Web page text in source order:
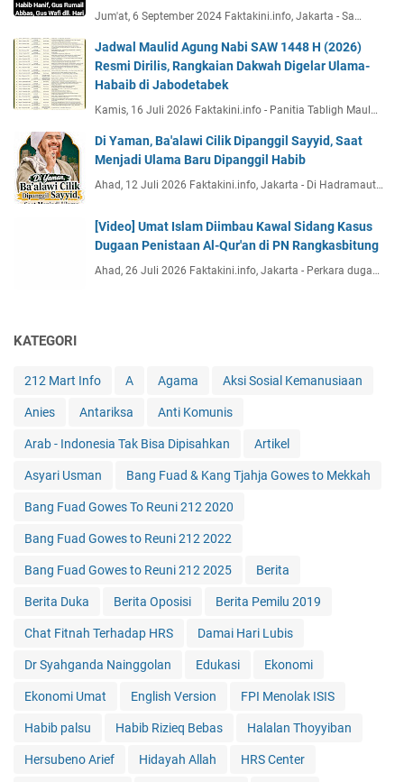
Jum'at, 6 September 2024 Faktakini.info, Jakarta - Sa…
Jadwal Maulid Agung Nabi SAW 1448 H (2026)
Resmi Dirilis, Rangkaian Dakwah Digelar Ulama-
Habaib di Jabodetabek
Kamis, 16 Juli 2026 Faktakini.info - Panitia Tabligh Maul…
Di Yaman, Ba'alawi Cilik Dipanggil Sayyid, Saat
Menjadi Ulama Baru Dipanggil Habib
Ahad, 12 Juli 2026 Faktakini.info, Jakarta - Di Hadramaut…
[Video] Umat Islam Diimbau Kawal Sidang Kasus
Dugaan Penistaan Al-Qur'an di PN Rangkasbitung
Ahad, 26 Juli 2026 Faktakini.info, Jakarta - Perkara duga…
KATEGORI
212 Mart Info A Agama Aksi Sosial Kemanusiaan
Anies Antariksa Anti Komunis
Arab - Indonesia Tak Bisa Dipisahkan Artikel
Asyari Usman Bang Fuad & Kang Tjahja Gowes to Mekkah
Bang Fuad Gowes To Reuni 212 2020
Bang Fuad Gowes to Reuni 212 2022
Bang Fuad Gowes to Reuni 212 2025 Berita
Berita Duka Berita Oposisi Berita Pemilu 2019
Chat Fitnah Terhadap HRS Damai Hari Lubis
Dr Syahganda Nainggolan Edukasi Ekonomi
Ekonomi Umat English Version FPI Menolak ISIS
Habib palsu Habib Rizieq Bebas Halalan Thoyyiban
Hersubeno Arief Hidayah Allah HRS Center